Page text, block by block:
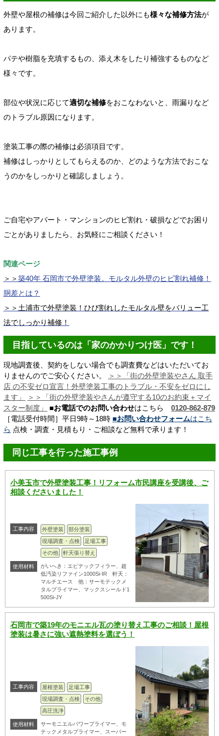
外壁や屋根の補修は今回ご紹介した以外にも様々な補修方法が
あります。
パテや樹脂を充填するもの 、添え木をしたり補強するものなど
様々です。
部位や状況に応じて適切な補修をおこなわないと、雨漏りなど
の トラブル原因になります。
塗装工事の際の補修は必須項目です。
補修はしっかりとしてもらえるのか、どのような方法でおこな
うのかをしっかりと確認しましょう。
ご自宅やアパート・マンションのヒビ割れ・破損などでお困り
ごとがありましたら、お気軽にご相談ください！
関連ページ
＞＞ 築40年 石岡市で外壁塗装。モルタル外壁のヒビ割れ補修！
胴差とは？
＞＞土浦市で外壁塗装！ひび割れしたモルタル壁をバリュー工
法でしっかり補修！
目指しているのは「家のかかりつけ医」です！
現地調査後、契約をしない場合でも調査費などはいただいてお
りませんのでご安心ください。
＞＞「街の外壁塗装やさん 取手
店 の不安ゼロ宣言！ 外壁塗装工事のトラブル・不安をゼロにし
ます 」
＞＞「街の外壁塗装やさんが遵守する10のお約束＋マイ
スター制度」
■お電話でのお問い合わせはこちら
0120-862-879
［電話受付時間］平日9時～18時 ■お問い合わせフォームはこち
ら 点検・調査・見積もり・ご相談など無料で承ります！
同じ工事を行った施工事例
小美玉市で外壁塗装工事！リフォーム市民講座を受講後、ご
相談くださいました！
工事内容 外壁塗装
部分塗装
現場調査・点検
足場工事
その他
軒天張り替え
使用材料
がいへき：エピテックフィラー、超
低汚染リファイン1000Si-IR 軒天：
マルチエース 他：サーモテックメ
タルプライマー、マックスシールド1
500Si-JY
石岡市で築19年のモニエル瓦の塗り替え工事のご相談！屋根
塗装は暑さに強い遮熱塗料を選ぼう！
工事内容 屋根塗装
足場工事
現場調査・点検
その他
高圧洗浄
使用材料
サーモニエルパワープライマー、モ
テックメタルプライマー、スーパー